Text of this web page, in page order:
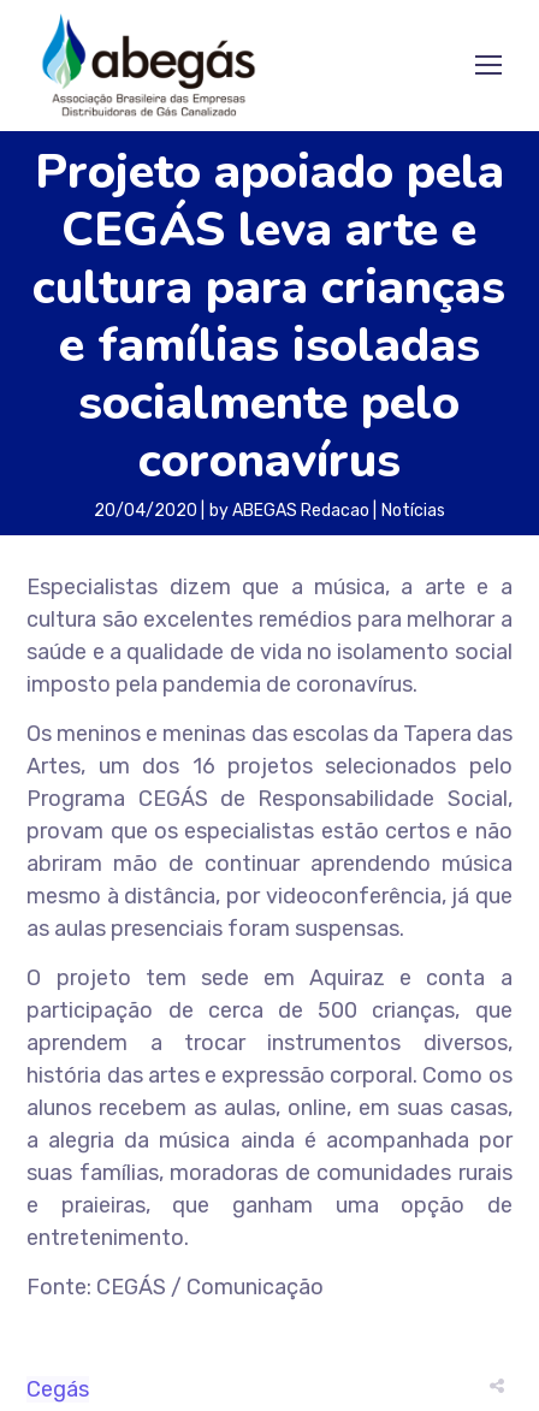
Projeto apoiado pela
CEGÁS leva arte e
cultura para crianças
e famílias isoladas
socialmente pelo
coronavírus
20/04/2020 byABEGAS Redacao Notícias
Especialistas dizem que a música, a arte e a
cultura são excelentes remédios para melhorar a
saúde e a qualidade de vida no isolamento social
imposto pela pandemia de coronavírus.
Os meninos e meninas das escolas da Tapera das
Artes, um dos 16 projetos selecionados pelo
Programa CEGÁS de Responsabilidade Social,
provam que os especialistas estão certos e não
abriram mão de continuar aprendendo música
mesmo à distância, por videoconferência, já que
as aulas presenciais foram suspensas.
O projeto tem sede em Aquiraz e conta a
participação de cerca de 500 crianças, que
aprendem a trocar instrumentos diversos,
história das artes e expressão corporal. Como os
alunos recebem as aulas, online, em suas casas,
a alegria da música ainda é acompanhada por
suas famílias, moradoras de comunidades rurais
e praieiras, que ganham uma opção de
entretenimento.
Fonte: CEGÁS / Comunicação
Cegás